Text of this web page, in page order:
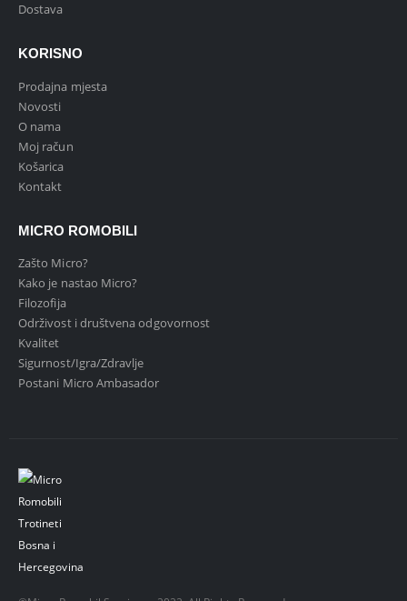
Dostava
KORISNO
Prodajna mjesta
Novosti
O nama
Moj račun
Košarica
Kontakt
MICRO ROMOBILI
Zašto Micro?
Kako je nastao Micro?
Filozofija
Održivost i društvena odgovornost
Kvalitet
Sigurnost/Igra/Zdravlje
Postani Micro Ambasador